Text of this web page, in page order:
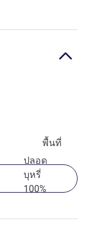
พื้นที่
ปลอด
บุหรี่
100%